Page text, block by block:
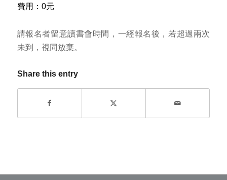
費用：0元
請報名者留意讀書會時間，一經報名後，若超過兩次
未到，視同放棄。
Share this entry